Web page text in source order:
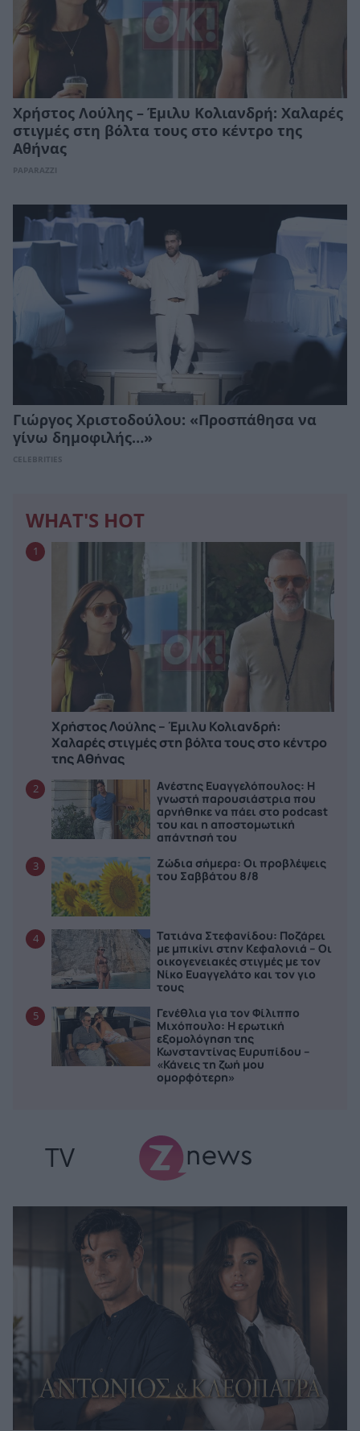
Χρήστος Λούλης – Έμιλυ Κολιανδρή: Χαλαρές
στιγμές στη βόλτα τους στο κέντρο της
Αθήνας
PAPARAZZI
Γιώργος Χριστοδούλου: «Προσπάθησα να
γίνω δημοφιλής…»
CELEBRITIES
WHAT'S HOT
1
Χρήστος Λούλης – Έμιλυ Κολιανδρή:
Χαλαρές στιγμές στη βόλτα τους στο κέντρο
της Αθήνας
2
Ανέστης Ευαγγελόπουλος: Η
γνωστή παρουσιάστρια που
αρνήθηκε να πάει στο podcast
του και η αποστομωτική
απάντησή του
3
Ζώδια σήμερα: Οι προβλέψεις
του Σαββάτου 8/8
4
Τατιάνα Στεφανίδου: Ποζάρει
με μπικίνι στην Κεφαλονιά – Οι
οικογενειακές στιγμές με τον
Νίκο Ευαγγελάτο και τον γιο
τους
5
Γενέθλια για τον Φίλιππο
Μιχόπουλο: Η ερωτική
εξομολόγηση της
Κωνσταντίνας Ευρυπίδου –
«Κάνεις τη ζωή μου
ομορφότερη»
TV